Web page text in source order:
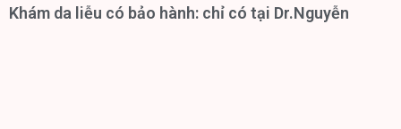
Khám da liễu có bảo hành: chỉ có tại Dr.Nguyễn